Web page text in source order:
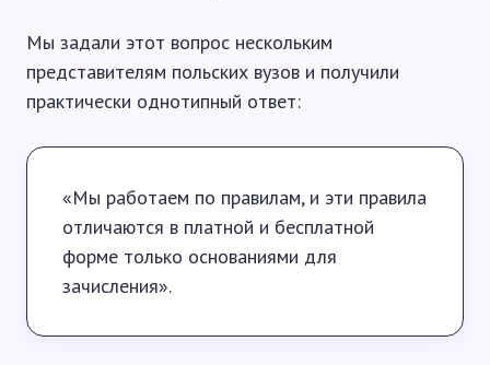
Мы задали этот вопрос нескольким
представителям польских вузов и получили
практически однотипный ответ:
«Мы работаем по правилам, и эти правила
отличаются в платной и бесплатной
форме только основаниями для
зачисления».